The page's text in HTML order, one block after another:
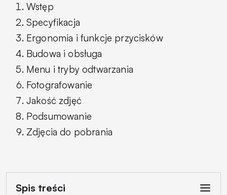
Wstęp
Specyfikacja
Ergonomia i funkcje przycisków
Budowa i obsługa
Menu i tryby odtwarzania
Fotografowanie
Jakość zdjęć
Podsumowanie
Zdjęcia do pobrania
Spis treści